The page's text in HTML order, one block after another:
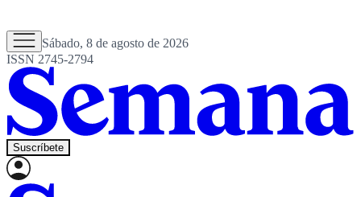
Sábado, 8 de agosto de 2026
ISSN 2745-2794
Suscríbete